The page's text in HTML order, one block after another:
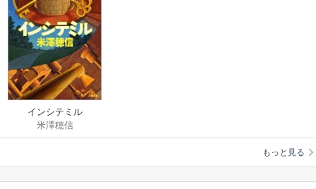
インシテミル
米澤穂信
もっと見る